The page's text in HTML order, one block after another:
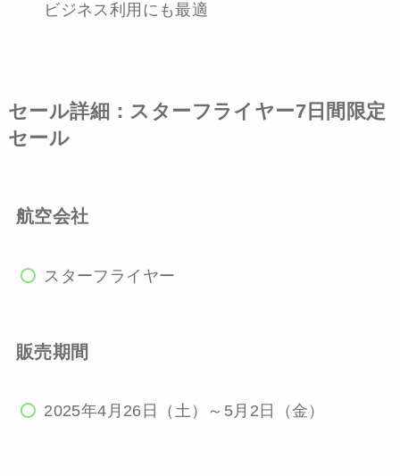
ビジネス利用にも最適
セール詳細：スターフライヤー7日間限定
セール
航空会社
スターフライヤー
販売期間
2025年4月26日（土）～5月2日（金）